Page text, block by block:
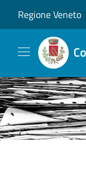
Regione Veneto